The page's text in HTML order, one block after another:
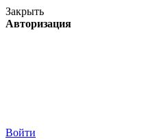
Закрыть
Авторизация
Войти